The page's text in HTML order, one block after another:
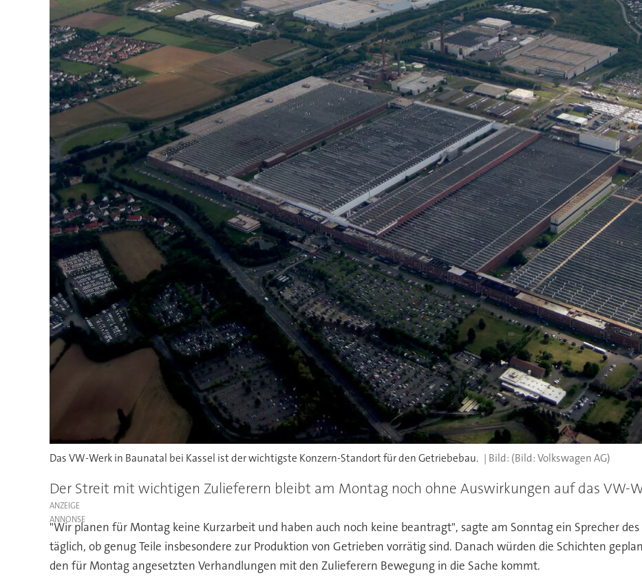
Das VW-Werk in Baunatal bei Kassel ist der wichtigste Konzern-Standort für den Getriebebau. (Bild: Volkswagen AG)
Der Streit mit wichtigen Zulieferern bleibt am Montag noch ohne Auswirkungen auf das VW-
ANZEIGE
"Wir planen für Montag keine Kurzarbeit und haben auch noch keine beantragt", sagte am Sonntag ein Sprecher
täglich, ob genug Teile insbesondere zur Produktion von Getrieben vorrätig sind. Danach würden die Schichten
den für Montag angesetzten Verhandlungen mit den Zulieferern Bewegung in die Sache kommt.